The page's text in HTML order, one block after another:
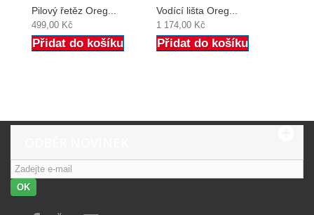
Pilový řetěz Oreg...
499,00 Kč
Přidat do košíku
Vodící lišta Oreg...
1 174,00 Kč
Přidat do košíku
OK